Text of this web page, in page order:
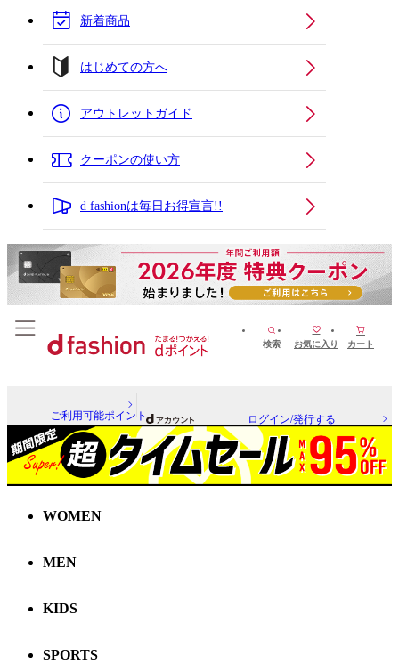
新着商品
はじめての方へ
アウトレットガイド
クーポンの使い方
d fashionは毎日お得宣言!!
検索 お気に入り カート
ご利用可能ポイント ログイン/発行する
WOMEN
MEN
KIDS
SPORTS